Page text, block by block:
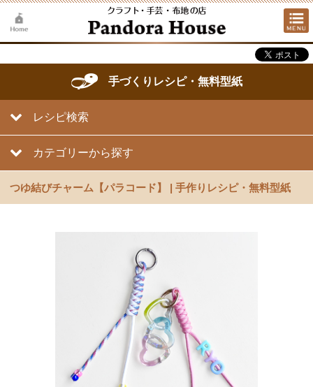
手づくりレシピ・無料型紙
レシピ検索
カテゴリーから探す
つゆ結びチャーム【パラコード】 | 手作りレシピ・無料型紙